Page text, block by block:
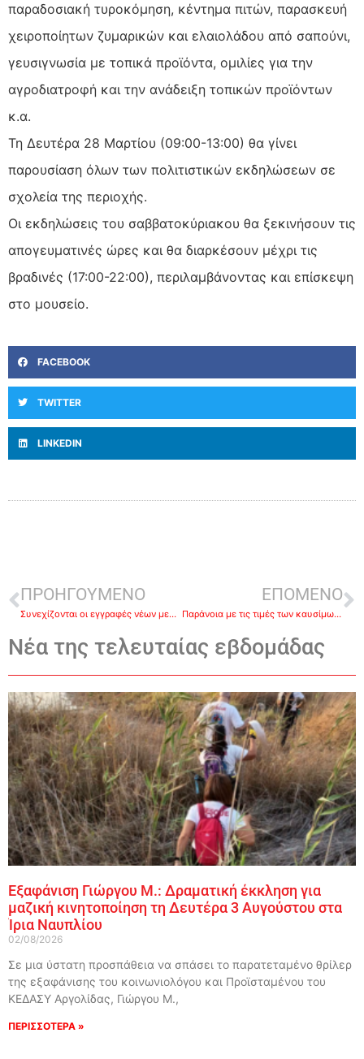
παραδοσιακή τυροκόμηση, κέντημα πιτών, παρασκευή
χειροποίητων ζυμαρικών και ελαιολάδου από σαπούνι,
γευσιγνωσία με τοπικά προϊόντα, ομιλίες για την
αγροδιατροφή και την ανάδειξη τοπικών προϊόντων
κ.α.
Τη Δευτέρα 28 Μαρτίου (09:00-13:00) θα γίνει
παρουσίαση όλων των πολιτιστικών εκδηλώσεων σε
σχολεία της περιοχής.
Οι εκδηλώσεις του σαββατοκύριακου θα ξεκινήσουν τις
απογευματινές ώρες και θα διαρκέσουν μέχρι τις
βραδινές (17:00-22:00), περιλαμβάνοντας και επίσκεψη
στο μουσείο.
FACEBOOK
TWITTER
LINKEDIN
ΠΡΟΗΓΟΥΜΕΝΟ
Συνεχίζονται οι εγγραφές νέων μελών στη Δημοτική Φιλαρμονική Ερμιονίδας
ΕΠΟΜΕΝΟ
Παράνοια με τις τιμές των καυσίμων – Οι διεθνείς τιμές «βουτάνε» και στην Ελλάδα αυξάνονται
Νέα της τελευταίας εβδομάδας
Εξαφάνιση Γιώργου Μ.: Δραματική έκκληση για
μαζική κινητοποίηση τη Δευτέρα 3 Αυγούστου στα
Ίρια Ναυπλίου
02/08/2026
Σε μια ύστατη προσπάθεια να σπάσει το παρατεταμένο θρίλερ
της εξαφάνισης του κοινωνιολόγου και Προϊσταμένου του
ΚΕΔΑΣΥ Αργολίδας, Γιώργου Μ.,
ΠΕΡΙΣΣΟΤΕΡΑ »